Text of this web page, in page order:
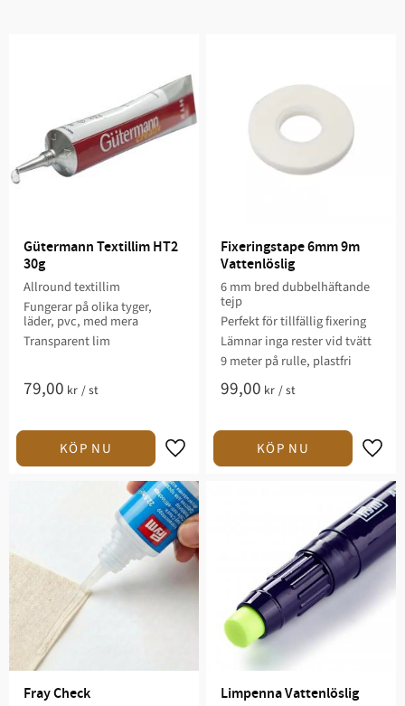
Gütermann Textillim HT2
30g
Allround textillim
Fungerar på olika tyger,
läder, pvc, med mera
Transparent lim
79,00 kr /st
Lägg till i favoriter
Fixeringstape 6mm 9m
Vattenlöslig
6 mm bred dubbelhäftande
tejp
Perfekt för tillfällig fixering
Lämnar inga rester vid tvätt
9 meter på rulle, plastfri
99,00 kr /st
Fray Check
Limpenna Vattenlöslig